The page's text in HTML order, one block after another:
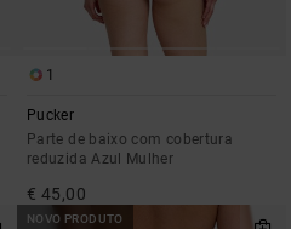
1
Pucker
Parte de baixo com cobertura
reduzida Azul Mulher
€ 45,00
NOVO PRODUTO